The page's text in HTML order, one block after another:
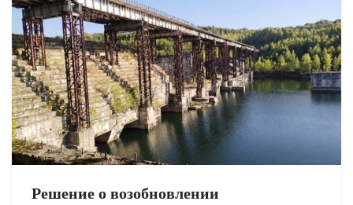
Решение о возобновлении